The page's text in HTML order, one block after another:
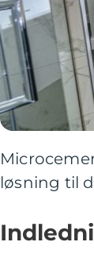
løsning til